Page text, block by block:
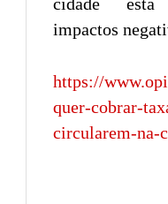
impactos
https://
quer-cobrar-
circularem-na-